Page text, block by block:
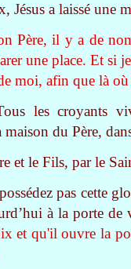
Jésus a laissé une
Père, il y a de
une place. Et si
moi, afin que là
les croyants
maison du Père,
et le Fils, par le
pas cette
à la porte
et qu'il ouvre la